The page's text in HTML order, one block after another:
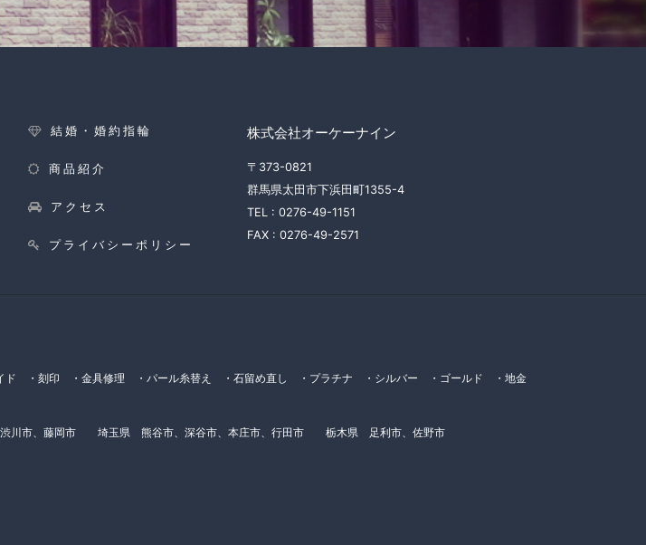
結婚・婚約指輪
商品紹介
アクセス
プライバシーポリシー
株式会社オーケーナイン
〒373-0821
群馬県太田市下浜田町1355-4
TEL : 0276-49-1151
FAX : 0276-49-2571
ド ・刻印 ・金具修理 ・パール糸替え ・石留め直し ・プラチナ ・シルバー ・ゴールド ・地金
渋川市、藤岡市 埼玉県 熊谷市、深谷市、本庄市、行田市 栃木県 足利市、佐野市